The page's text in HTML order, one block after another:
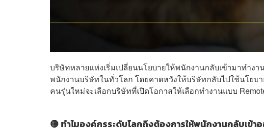
บริษัทหลายแห่งเริ่มเปลี่ยนนโยบายให้พนักงานกลับเข้ามาทำง
พนักงานบริษัทในทั่วโลก โดยคาดหวังให้บริษัทกลับไปใช้นโยบา
คนรุ่นใหม่จะเลือกบริษัทที่เปิดโอกาสให้เลือกทำงานแบบ
🟡 ทำไมองค์กรระดับโลกถึงต้องการให้พนักงานกลับเข้